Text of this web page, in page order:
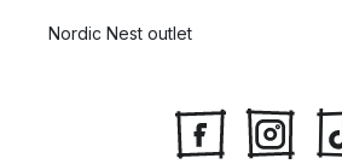
Nordic Nest outlet